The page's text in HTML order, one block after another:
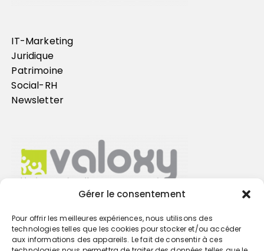
Gérer le consentement
Pour offrir les meilleures expériences, nous utilisons des
technologies telles que les cookies pour stocker et/ou accéder
aux informations des appareils. Le fait de consentir à ces
IT-Marketing
Juridique
Patrimoine
Social-RH
Newsletter
Trouvez votre cabinet